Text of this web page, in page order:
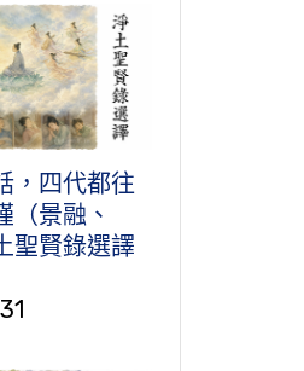
，四代都往
（景融、
聖賢錄選譯